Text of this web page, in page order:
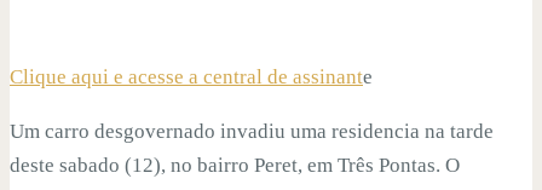
Clique aqui e acesse a central de assinante
Um carro desgovernado invadiu uma residencia na tarde
deste sabado (12), no bairro Peret, em Três Pontas. O